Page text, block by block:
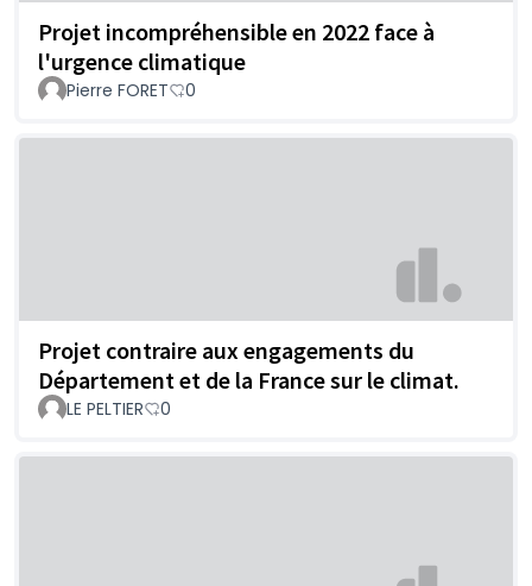
Projet incompréhensible en 2022 face à
l'urgence climatique
Pierre FORET 0
Projet contraire aux engagements du
Département et de la France sur le climat.
LE PELTIER 0